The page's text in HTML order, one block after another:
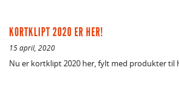
KORTKLIPT 2020 ER HER!
15 april, 2020
Nu er kortklipt 2020 her, fylt med produkter til